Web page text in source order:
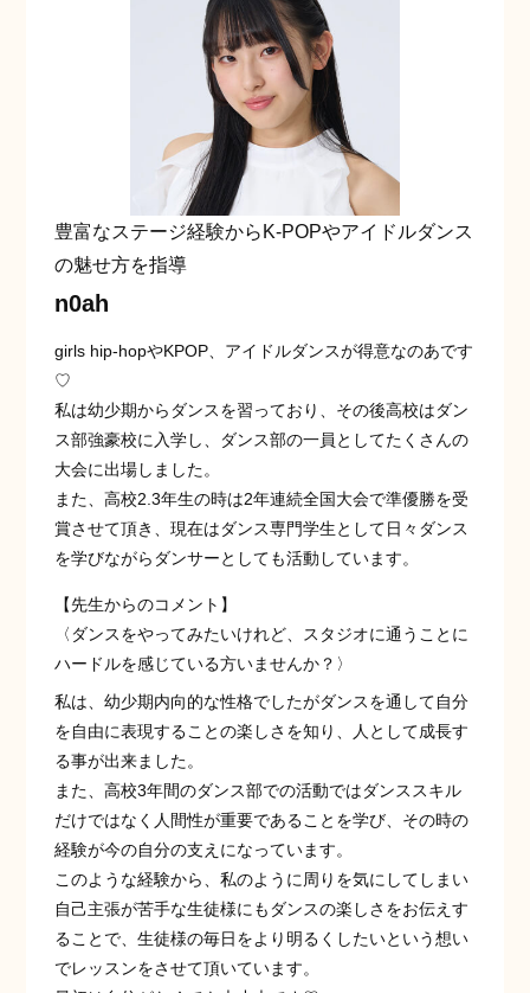
豊富なステージ経験からK-POPやアイドルダンス
の魅せ方を指導
n0ah
girls hip-hopやKPOP、アイドルダンスが得意なのあです
♡
私は幼少期からダンスを習っており、その後高校はダン
ス部強豪校に入学し、ダンス部の一員としてたくさんの
大会に出場しました。
また、高校2.3年生の時は2年連続全国大会で準優勝を受
賞させて頂き、現在はダンス専門学生として日々ダンス
を学びながらダンサーとしても活動しています。
【先生からのコメント】
〈ダンスをやってみたいけれど、スタジオに通うことに
ハードルを感じている方いませんか？〉
私は、幼少期内向的な性格でしたがダンスを通して自分
を自由に表現することの楽しさを知り、人として成長す
る事が出来ました。
また、高校3年間のダンス部での活動ではダンススキル
だけではなく人間性が重要であることを学び、その時の
経験が今の自分の支えになっています。
このような経験から、私のように周りを気にしてしまい
自己主張が苦手な生徒様にもダンスの楽しさをお伝えす
ることで、生徒様の毎日をより明るくしたいという想い
でレッスンをさせて頂いています。